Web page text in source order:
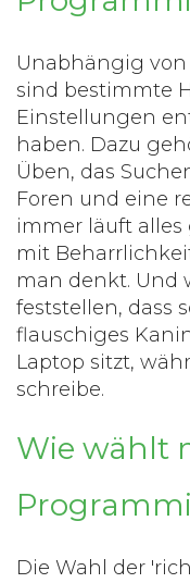
Unabhängig
sind bestimmte
Einstellungen
haben. Dazu
Üben, das
Foren und eine
immer läuft alles
mit
man denkt. Und
feststellen, dass
flauschiges
Laptop sitzt,
schreibe.
Wie wählt
Die Wahl der